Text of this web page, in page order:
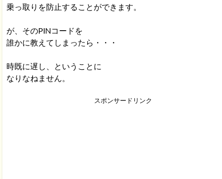
乗っ取りを防止することができます。
が、そのPINコードを
誰かに教えてしまったら・・・
時既に遅し、ということに
なりなねません。
スポンサードリンク